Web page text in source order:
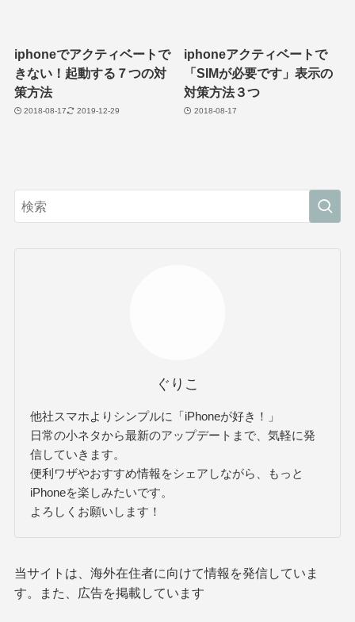
iphoneでアクティベートで
きない！起動する７つの対
策方法
2018-08-17 2019-12-29
iphoneアクティベートで
「SIMが必要です」表示の
対策方法３つ
2018-08-17
ぐりこ
他社スマホよりシンプルに「iPhoneが好き！」
日常の小ネタから最新のアップデートまで、気軽に発
信していきます。
便利ワザやおすすめ情報をシェアしながら、もっと
iPhoneを楽しみたいです。
よろしくお願いします！
当サイトは、海外在住者に向けて情報を発信していま
す。また、広告を掲載しています